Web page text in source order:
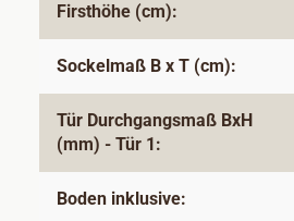
Firsthöhe (cm):
Sockelmaß B x T (cm):
Tür Durchgangsmaß BxH
(mm) - Tür 1:
Boden inklusive: